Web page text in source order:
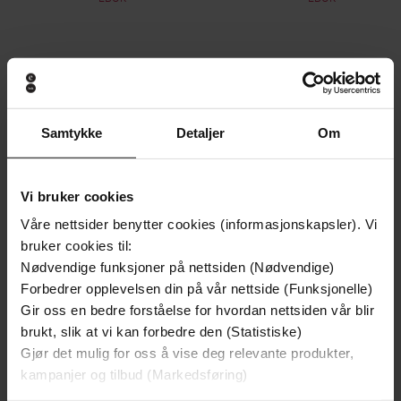
Samtykke Detaljer Om
Vi bruker cookies
Våre nettsider benytter cookies (informasjonskapsler). Vi
bruker cookies til:
Nødvendige funksjoner på nettsiden (Nødvendige)
Forbedrer opplevelsen din på vår nettside (Funksjonelle)
Gir oss en bedre forståelse for hvordan nettsiden vår blir
brukt, slik at vi kan forbedre den (Statistiske)
Gjør det mulig for oss å vise deg relevante produkter,
kampanjer og tilbud (Markedsføring)
Andre har også kjøpt
Første gang på tilbud